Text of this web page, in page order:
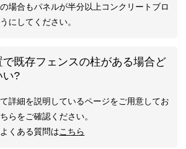
場合もパネルが半分以上コンクリートブロ
にしてください。
で既存フェンスの柱がある場合ど
い?
詳細を説明しているページをご用意してお
らをご確認ください。
くある質問はこちら